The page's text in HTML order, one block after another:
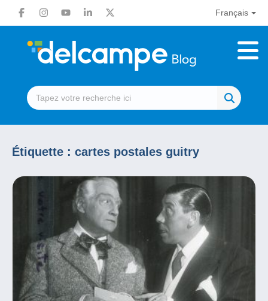
Français
Étiquette : cartes postales guitry